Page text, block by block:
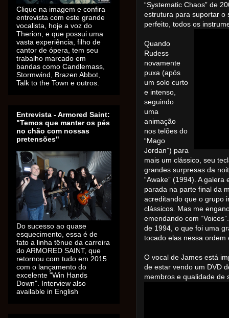
“Systematic Chaos” de
estrutura para suportar o
perfeito, todos os
Quando
Rudess
novamente
puxa (após
um solo curto
e intenso,
seguindo
uma
animação
nos telões do
“Mago
Jordan”) para
mais um clássico, seu
grandes surpresas da
“Awake” (1994). A
parada na parte final da
acreditando que o grupo
clássicos. Mas me
emendando com
de 1994, o que foi uma
tocado elas nessa ordem
O vocal de James está
de estar vendo um DVD
membros e qualidade de
Clique na imagem e confira
entrevista com este grande
vocalista, hoje a voz do
Therion, e que possui uma
vasta experiência, filho de
cantor de ópera, tem seu
trabalho marcado em
bandas como Candlemass,
Stormwind, Brazen Abbot,
Talk to the Town e outros.
Entrevista - Armored Saint:
"Temos que manter os pés
no chão com nossas
pretensões"
Do sucesso ao quase
esquecimento, essa é de
fato a linha tênue da carreira
do ARMORED SAINT, que
retornou com tudo em 2015
com o lançamento do
excelente "Win Hands
Down". Interview also
available in English